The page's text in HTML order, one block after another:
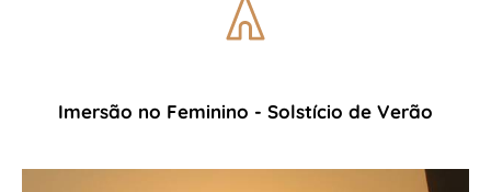
Imersão no Feminino - Solstício de Verão